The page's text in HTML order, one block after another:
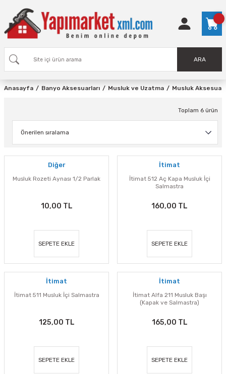
ARA
Anasayfa Banyo Aksesuarları Musluk ve Uzatma Musluk
Toplam 6 ürün
Diğer
Musluk Rozeti Aynası 1/2 Parlak
10,00 TL
SEPETE EKLE
İtimat
İtimat 512 Aç Kapa Musluk İçi
Salmastra
160,00 TL
SEPETE EKLE
İtimat
İtimat 511 Musluk İçi Salmastra
125,00 TL
SEPETE EKLE
İtimat
İtimat Alfa 211 Musluk Başı
(Kapak ve Salmastra)
165,00 TL
SEPETE EKLE